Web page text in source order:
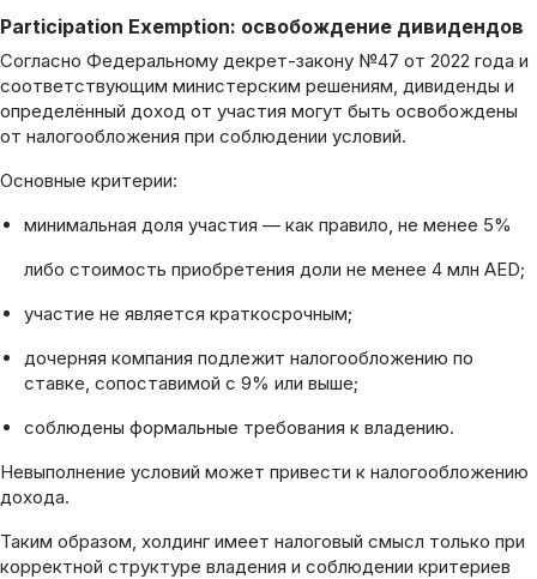
Participation Exemption: освобождение дивидендов
Согласно Федеральному декрет-закону №47 от 2022 года и
соответствующим министерским решениям, дивиденды и
определённый доход от участия могут быть освобождены
от налогообложения при соблюдении условий.
Основные критерии:
минимальная доля участия — как правило, не менее 5%
либо стоимость приобретения доли не менее 4 млн AED;
участие не является краткосрочным;
дочерняя компания подлежит налогообложению по
ставке, сопоставимой с 9% или выше;
соблюдены формальные требования к владению.
Невыполнение условий может привести к налогообложению
дохода.
Таким образом, холдинг имеет налоговый смысл только при
корректной структуре владения и соблюдении критериев